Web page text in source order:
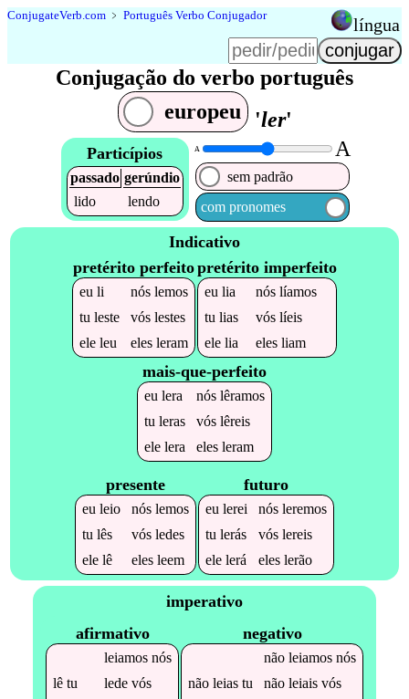
ConjugateVerb.com ﹥ Português Verbo Conjugador língua
Conjugação do verbo português
europeu
'ler'
Particípios
passado gerúndio
lido
lendo
A A
sem padrão
com pronomes
Indicativo
pretérito perfeito
eu li nós lemos
tu leste vós lestes
ele leu eles leram
pretérito imperfeito
eu lia nós líamos
tu lias vós líeis
ele lia eles liam
mais-que-perfeito
eu lera nós lêramos
tu leras vós lêreis
ele lera eles leram
presente
eu leio nós lemos
tu lês vós ledes
ele lê eles leem
futuro
eu lerei nós leremos
tu lerás vós lereis
ele lerá eles lerão
imperativo
afirmativo
leiamosnós
lêtu ledevós
negativo
não leiamosnós
não leiastu não leiaisvós